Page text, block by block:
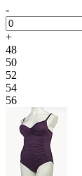
-
+
48
50
52
54
56